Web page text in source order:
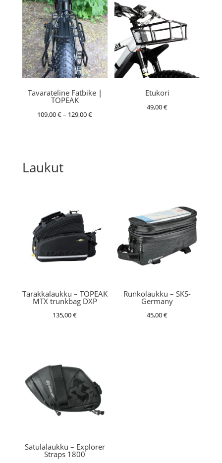
Tavarateline Fatbike |
TOPEAK
109,00€– 129,00€Hintaluokka:
Etukori
49,00€
Laukut
Tarakkalaukku – TOPEAK
MTX trunkbag DXP
135,00€
Runkolaukku – SKS-
Germany
45,00€
Satulalaukku – Explorer
Straps 1800